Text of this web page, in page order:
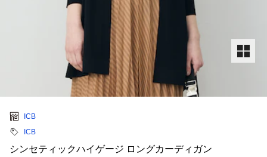
ICB
ICB
シンセティックハイゲージ ロングカーディガン